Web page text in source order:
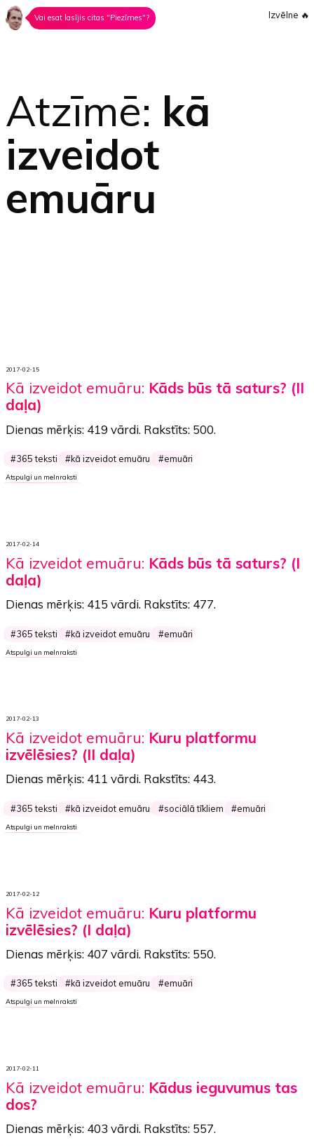
Vai esat lasījis citas "Piezīmes"? Izvēlne 🔥
Atzīmē: kā
izveidot
emuāru
2017-02-15
Kā izveidot emuāru: Kāds būs tā saturs? (II
daļa)
Dienas mērķis: 419 vārdi. Rakstīts: 500.
365 teksti kā izveidot emuāru emuāri
Atspulgi un melnraksti
2017-02-14
Kā izveidot emuāru: Kāds būs tā saturs? (I
daļa)
Dienas mērķis: 415 vārdi. Rakstīts: 477.
365 teksti kā izveidot emuāru emuāri
Atspulgi un melnraksti
2017-02-13
Kā izveidot emuāru: Kuru platformu
izvēlēsies? (II daļa)
Dienas mērķis: 411 vārdi. Rakstīts: 443.
365 teksti kā izveidot emuāru sociālā tīkliem emuāri
Atspulgi un melnraksti
2017-02-12
Kā izveidot emuāru: Kuru platformu
izvēlēsies? (I daļa)
Dienas mērķis: 407 vārdi. Rakstīts: 550.
365 teksti kā izveidot emuāru emuāri
Atspulgi un melnraksti
2017-02-11
Kā izveidot emuāru: Kādus ieguvumus tas
dos?
Dienas mērķis: 403 vārdi. Rakstīts: 557.